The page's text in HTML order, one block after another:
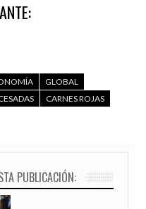
GLOBAL
CARNES ROJAS
PUBLICACIÓN: